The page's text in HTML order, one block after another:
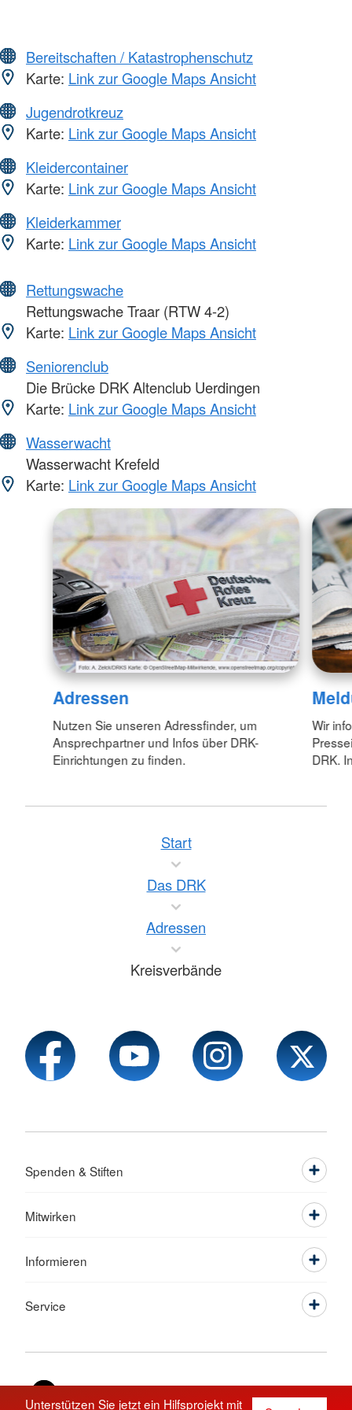
Bereitschaften / Katastrophenschutz
Karte: Link zur Google Maps Ansicht
Jugendrotkreuz
Karte: Link zur Google Maps Ansicht
Kleidercontainer
Karte: Link zur Google Maps Ansicht
Kleiderkammer
Karte: Link zur Google Maps Ansicht
Rettungswache
Rettungswache Traar (RTW 4-2)
Karte: Link zur Google Maps Ansicht
Seniorenclub
Die Brücke DRK Altenclub Uerdingen
Karte: Link zur Google Maps Ansicht
Wasserwacht
Wasserwacht Krefeld
Karte: Link zur Google Maps Ansicht
Adressen
Nutzen Sie unseren Adressfinder, um
Ansprechpartner und Infos über DRK-
Einrichtungen zu finden.
Wir
DRK.
Unterstützen Sie jetzt ein Hilfsprojekt mit
Start
Das DRK
Adressen
Kreisverbände
Spenden & Stiften
Mitwirken
Informieren
Service
Sprache wechseln zu